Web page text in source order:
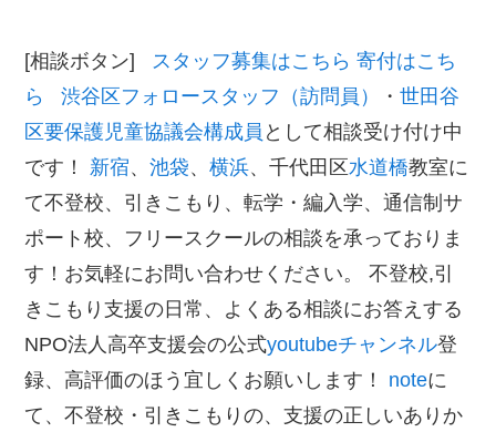
[相談ボタン] スタッフ募集はこちら 寄付はこち
ら
渋谷区フォロースタッフ（訪問員） ・世田谷
区要保護児童協議会構成員 として相談受け付け中
です！ 新宿、池袋、横浜、千代田区水道橋教室に
て不登校、引きこもり、転学・編入学、通信制サ
ポート校、フリースクールの相談を承っておりま
す！お気軽にお問い合わせください。 不登校,引
きこもり支援の日常、よくある相談にお答えする
NPO法人高卒支援会の公式youtubeチャンネル登
録、高評価のほう宜しくお願いします！ noteに
て、不登校・引きこもりの、支援の正しいありか